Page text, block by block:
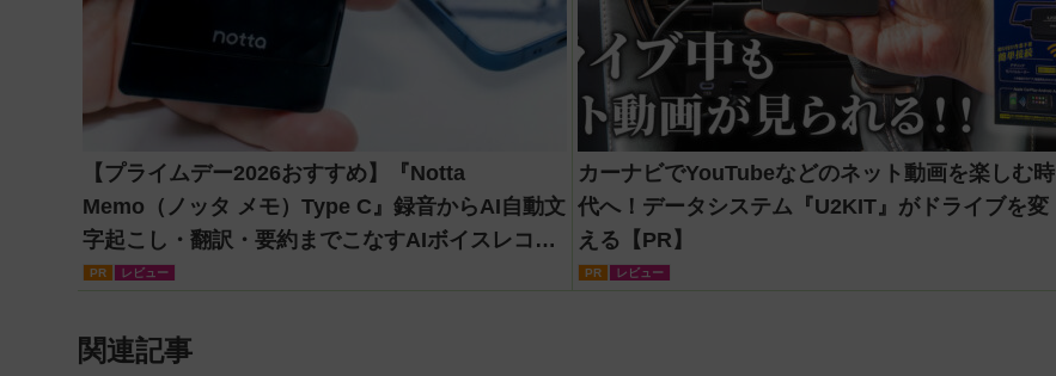
【プライムデー2026おすすめ】『Notta
Memo（ノッタ メモ）Type C』録音からAI自動文
字起こし・翻訳・要約までこなすAIボイスレコー
ダー！【議事録作成】
PR レビュー
カーナビでYouTubeなどのネット動画を楽しむ時
代へ！データシステム『U2KIT』がドライブを変
える【PR】
PR レビュー
関連記事